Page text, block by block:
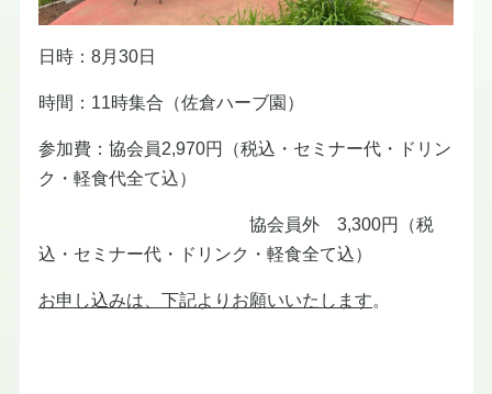
日時：8月30日
時間：11時集合（佐倉ハーブ園）
参加費：協会員2,970円（税込・セミナー代・ドリン
ク・軽食代全て込）
協会員外 3,300円（税
込・セミナー代・ドリンク・軽食全て込）
お申し込みは、下記よりお願いいたします。